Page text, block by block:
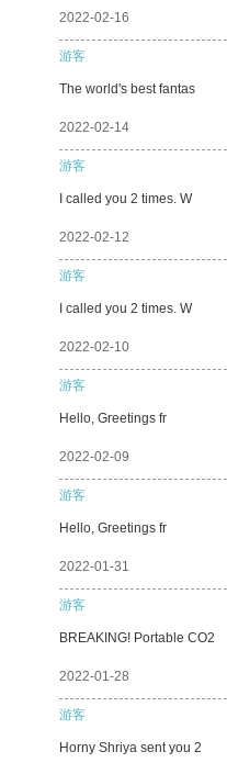
2022-02-16
游客
The world's best fantas
2022-02-14
游客
I called you 2 times. W
2022-02-12
游客
I called you 2 times. W
2022-02-10
游客
Hello, Greetings fr
2022-02-09
游客
Hello, Greetings fr
2022-01-31
游客
BREAKING! Portable CO2
2022-01-28
游客
Horny Shriya sent you 2